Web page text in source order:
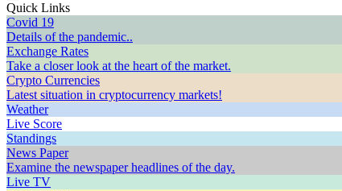
Quick Links
Covid 19
Details of the pandemic..
Exchange Rates
Take a closer look at the heart of the market.
Crypto Currencies
Latest situation in cryptocurrency markets!
Weather
Live Score
Standings
News Paper
Examine the newspaper headlines of the day.
Live TV